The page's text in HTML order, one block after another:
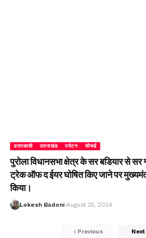
उत्तरकाशी उत्तराखंड पर्यटन फीचर्ड
पुरोला विधानसभा क्षेत्र के सर बडियार से
ट्रेक ऑफ द ईयर घोषित किए जाने पर
किया।
Lokesh Badoni August 25, 2024
Previous Next